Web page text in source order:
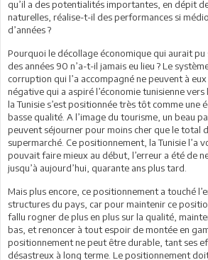
qu’il a des potentialités importantes, en dépit
naturelles, réalise-t-il des performances si
d’années ?
Pourquoi le décollage économique qui aurait pu
des années 90 n’a-t-il jamais eu lieu ? Le
corruption qui l’a accompagné ne peuvent à
négative qui a aspiré l’économie tunisienne
la Tunisie s’est positionnée très tôt comme une
basse qualité. A l’image du tourisme, un beau
peuvent séjourner pour moins cher que le total
supermarché. Ce positionnement, la Tunisie l’a
pouvait faire mieux au début, l’erreur a été de
jusqu’à aujourd’hui, quarante ans plus tard.
Mais plus encore, ce positionnement a touché
structures du pays, car pour maintenir ce
fallu rogner de plus en plus sur la qualité,
bas, et renoncer à tout espoir de montée en
positionnement ne peut être durable, tant ses
désastreux à long terme. Le positionnement